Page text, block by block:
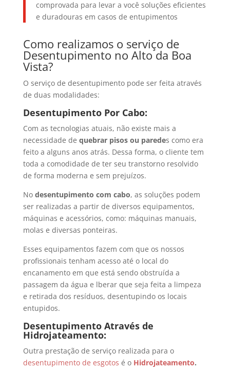
comprovada para levar a você soluções eficientes
e duradouras em casos de entupimentos
Como realizamos o serviço de
Desentupimento no Alto da Boa
Vista?
O serviço de desentupimento pode ser feita através
de duas modalidades:
Desentupimento Por Cabo:
Com as tecnologias atuais, não existe mais a
necessidade de quebrar pisos ou paredes como era
feito a alguns anos atrás. Dessa forma, o cliente tem
toda a comodidade de ter seu transtorno resolvido
de forma moderna e sem prejuízos.
No desentupimento com cabo, as soluções podem
ser realizadas a partir de diversos equipamentos,
máquinas e acessórios, como: máquinas manuais,
molas e diversas ponteiras.
Esses equipamentos fazem com que os nossos
profissionais tenham acesso até o local do
encanamento em que está sendo obstruída a
passagem da água e lberar que seja feita a limpeza
e retirada dos resíduos, desentupindo os locais
entupidos.
Desentupimento Através de
Hidrojateamento:
Outra prestação de serviço realizada para o
desentupimento de esgotos é o Hidrojateamento.